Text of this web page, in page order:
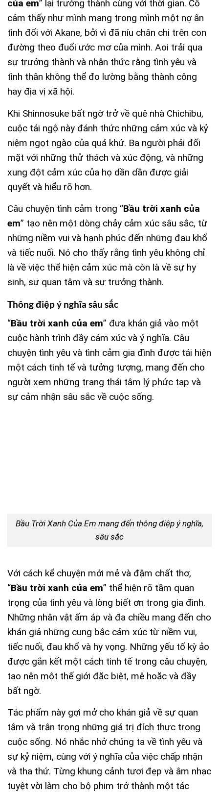
của em” lại trưởng thành cùng với thời gian. Cô
cảm thấy như mình mang trong mình một nợ ân
tình đối với Akane, bởi vì đã níu chân chị trên con
đường theo đuổi ước mơ của mình. Aoi trải qua
sự trưởng thành và nhận thức rằng tình yêu và
tình thân không thể đo lường bằng thành công
hay địa vị xã hội.
Khi Shinnosuke bất ngờ trở về quê nhà Chichibu,
cuộc tái ngộ này đánh thức những cảm xúc và kỷ
niệm ngọt ngào của quá khứ. Ba người phải đối
mặt với những thử thách và xúc động, và những
xung đột cảm xúc của họ dần dần được giải
quyết và hiểu rõ hơn.
Câu chuyện tình cảm trong “Bầu trời xanh của
em” tạo nên một dòng chảy cảm xúc sâu sắc, từ
những niềm vui và hạnh phúc đến những đau khổ
và tiếc nuối. Nó cho thấy rằng tình yêu không chỉ
là về việc thể hiện cảm xúc mà còn là về sự hy
sinh, sự quan tâm và sự trưởng thành.
Thông điệp ý nghĩa sâu sắc
“Bầu trời xanh của em” đưa khán giả vào một
cuộc hành trình đầy cảm xúc và ý nghĩa. Câu
chuyện tình yêu và tình cảm gia đình được tái hiện
một cách tinh tế và tưởng tượng, mang đến cho
người xem những trạng thái tâm lý phức tạp và
sự cảm nhận sâu sắc về cuộc sống.
Bầu Trời Xanh Của Em mang đến thông điệp ý nghĩa,
sâu sắc
Với cách kể chuyện mới mẻ và đậm chất thơ,
“Bầu trời xanh của em” thể hiện rõ tầm quan
trọng của tình yêu và lòng biết ơn trong gia đình.
Những nhân vật ấm áp và đa chiều mang đến cho
khán giả những cung bậc cảm xúc từ niềm vui,
tiếc nuối, đau khổ và hy vọng. Những yếu tố kỳ ảo
được gắn kết một cách tinh tế trong câu chuyện,
tạo nên một thế giới đặc biệt, mê hoặc và đầy
bất ngờ.
Tác phẩm này gợi mở cho khán giả về sự quan
tâm và trân trọng những giá trị đích thực trong
cuộc sống. Nó nhắc nhở chúng ta về tình yêu và
sự kỷ niệm, cùng với ý nghĩa của việc chấp nhận
và tha thứ. Từng khung cảnh tươi đẹp và âm nhạc
tuyệt vời làm cho bộ phim trở thành một tác